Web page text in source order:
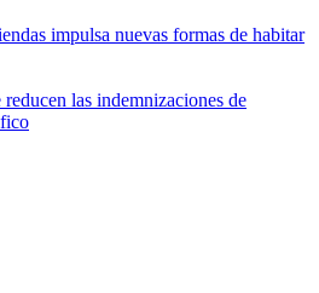
impulsa nuevas formas de habitar
las indemnizaciones de